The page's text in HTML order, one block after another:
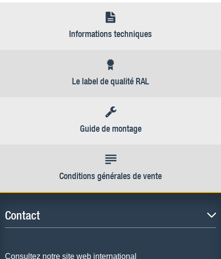
Informations techniques
Le label de qualité RAL
Guide de montage
Conditions générales de vente
Contact
Consultez notre site web international